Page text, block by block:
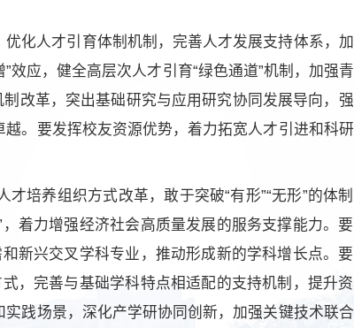
化人才引育体制机制，完善人才发展支持体系，
效应，健全高层次人才引育“绿色通道”机制，加强
改革，突出基础研究与应用研究协同发展导向，
。要发挥校友资源优势，着力拓宽人才引进和科
培养组织方式改革，敢于突破“有形”“无形”的体
着力增强经济社会高质量发展的服务支撑能力。
新兴交叉学科专业，推动形成新的学科增长点。
，完善与基础学科特点相适配的支持机制，提升
践场景，深化产学研协同创新，加强关键技术联